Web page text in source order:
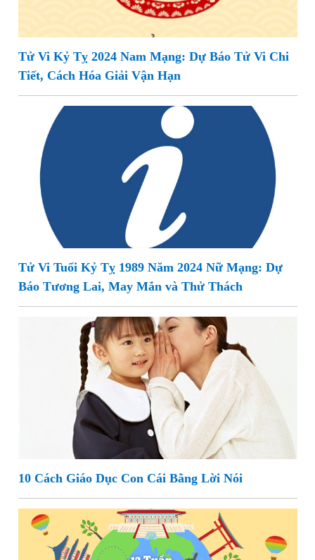
Tử Vi Kỷ Tỵ 2024 Nam Mạng: Dự Báo Tử Vi Chi
Tiết, Cách Hóa Giải Vận Hạn
Tử Vi Tuổi Kỷ Tỵ 1989 Năm 2024 Nữ Mạng: Dự
Báo Tương Lai, May Mắn và Thử Thách
10 Cách Giáo Dục Con Cái Bằng Lời Nói